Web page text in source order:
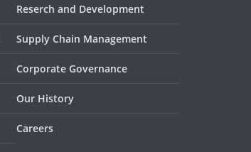
Reserch and Development
Supply Chain Management
Corporate Governance
Our History
Careers